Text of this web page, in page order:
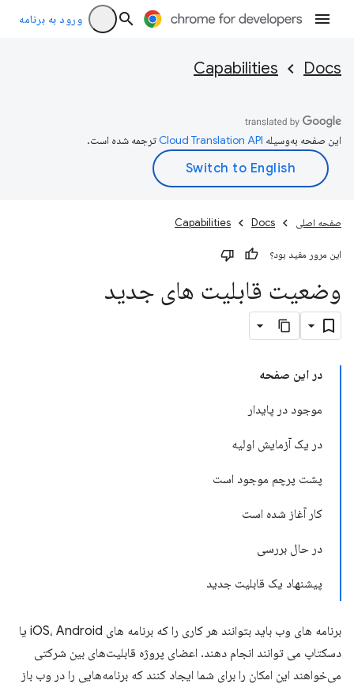
ورود به برنامه
Docs
Capabilities
این صفحه به‌وسیله ترجمه شده است.
صفحه اصلی Docs
Capabilities
این مرور مفید بود؟
وضعیت قابلیت های جدید
در این صفحه
موجود در پایدار
در یک آزمایش اولیه
پشت پرچم موجود است
کار آغاز شده است
در حال بررسی
پیشنهاد یک قابلیت جدید
برنامه های وب باید بتوانند هر کاری را که برنامه های iOS، Android یا
دسکتاپ می توانند انجام دهند. اعضای پروژه قابلیت‌های بین شرکتی
می‌خواهند این امکان را برای شما ایجاد کنند که برنامه‌هایی را در وب باز